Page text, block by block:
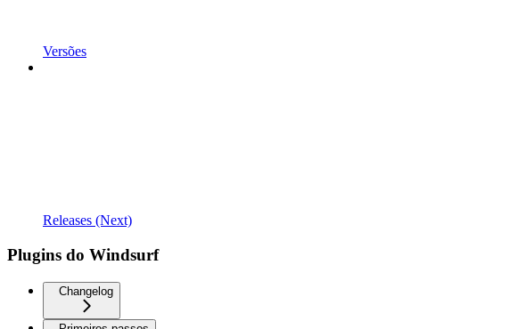
Versões
Releases (Next)
Plugins do Windsurf
Changelog